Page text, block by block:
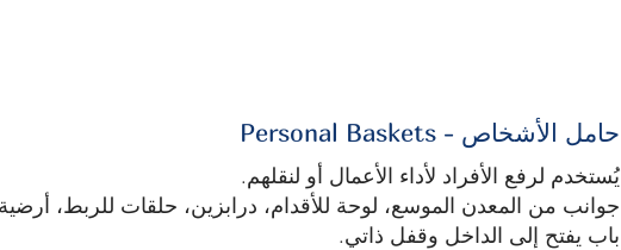
حامل الأشخاص - Personal Baskets
يُستخدم لرفع الأفراد لأداء الأعمال أو لنقلهم.
جوانب من المعدن الموسع، لوحة للأقدام، درابزين، حلقات للربط،
باب يفتح إلى الداخل وقفل ذاتي.